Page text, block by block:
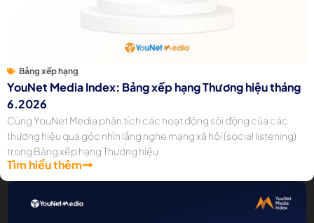
Bảng xếp hạng
YouNet Media Index: Bảng xếp hạng Thương hiệu tháng
6.2026
Cùng YouNet Media phân tích các hoạt động sôi động của các
thương hiệu qua góc nhìn lắng nghe mạng xã hội (social listening)
trong Bảng xếp hạng Thương hiệu
Tìm hiểu thêm